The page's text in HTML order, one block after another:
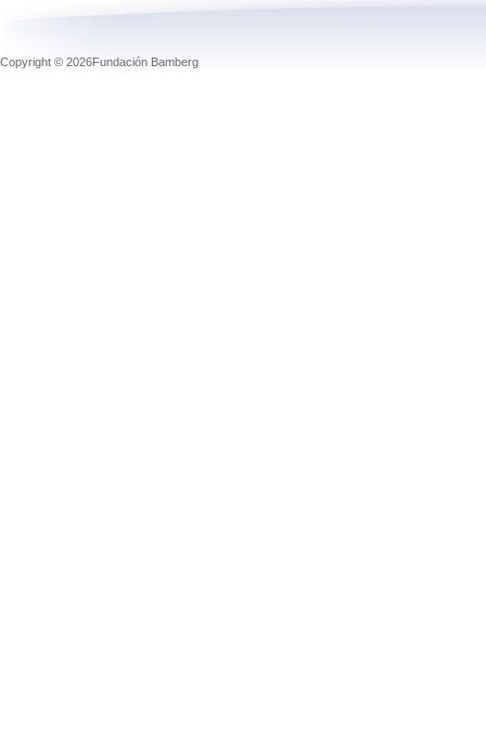
Copyright © 2026Fundación Bamberg